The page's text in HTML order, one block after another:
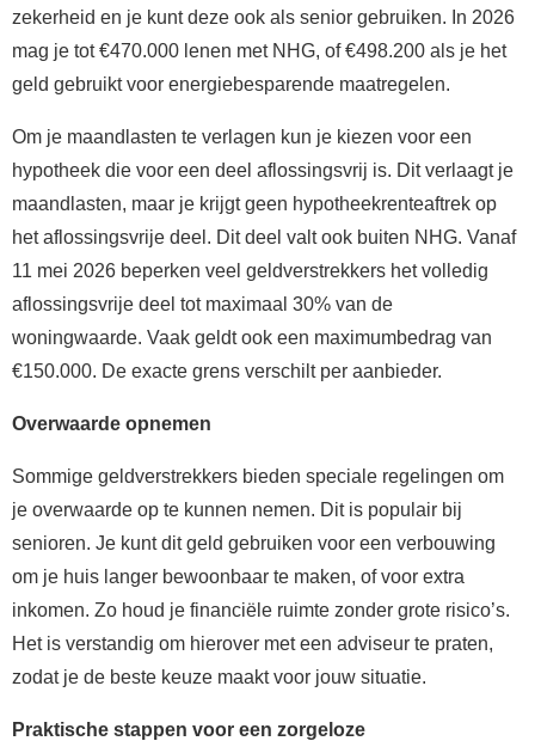
zekerheid en je kunt deze ook als senior gebruiken. In 2026
mag je tot €470.000 lenen met NHG, of €498.200 als je het
geld gebruikt voor energiebesparende maatregelen.
Om je maandlasten te verlagen kun je kiezen voor een
hypotheek die voor een deel aflossingsvrij is. Dit verlaagt je
maandlasten, maar je krijgt geen hypotheekrenteaftrek op
het aflossingsvrije deel. Dit deel valt ook buiten NHG. Vanaf
11 mei 2026 beperken veel geldverstrekkers het volledig
aflossingsvrije deel tot maximaal 30% van de
woningwaarde. Vaak geldt ook een maximumbedrag van
€150.000. De exacte grens verschilt per aanbieder.
Overwaarde opnemen
Sommige geldverstrekkers bieden speciale regelingen om
je overwaarde op te kunnen nemen. Dit is populair bij
senioren. Je kunt dit geld gebruiken voor een verbouwing
om je huis langer bewoonbaar te maken, of voor extra
inkomen. Zo houd je financiële ruimte zonder grote risico’s.
Het is verstandig om hierover met een adviseur te praten,
zodat je de beste keuze maakt voor jouw situatie.
Praktische stappen voor een zorgeloze